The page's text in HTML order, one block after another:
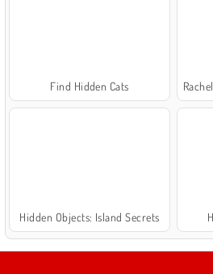
Find Hidden Cats
Hidden Objects: Island Secrets